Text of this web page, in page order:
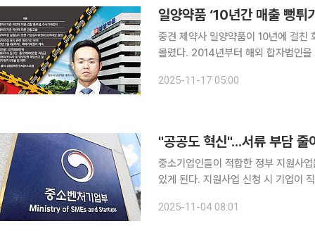
일양약품 ‘10년간 매출 뻥튀
중견 제약사 일양약품이 10년에 걸친
몰렸다. 2014년부터 해외 합자법인을
위반 혐의로 과징금 62억3000만 원
2025-11-17 05:00
"공공도 혁신"...서류 부담
중소기업인들이 적합한 정부 지원사
있게 된다. 지원사업 신청 시 기업이
2025-11-04 08:01